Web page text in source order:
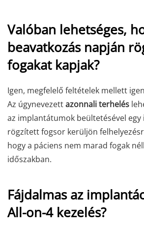
Valóban lehetséges,
beavatkozás napján
fogakat kapjak?
Igen, megfelelő feltételek mellett
Az úgynevezettazonnali terhelés
az implantátumok beültetésével egy
rögzített fogsor kerüljön
hogy a páciens nem marad fogak
időszakban.
Fájdalmas az
All-on-4 kezelés?